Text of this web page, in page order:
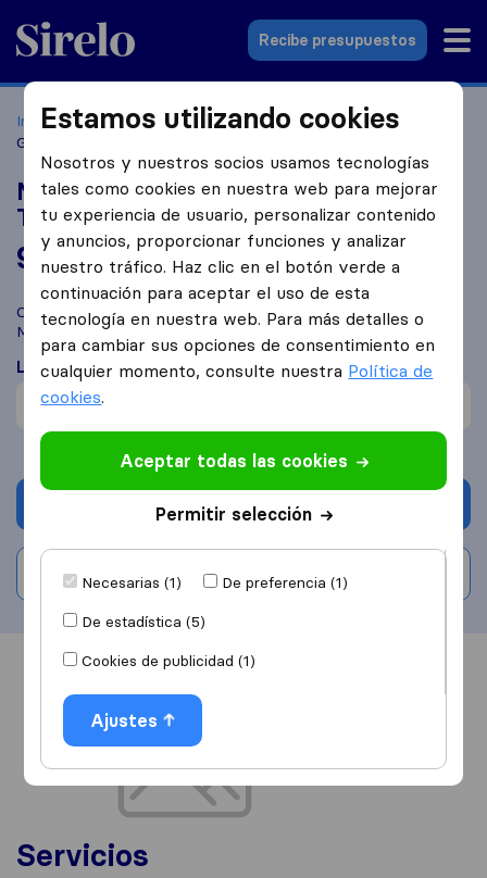
Sirelo.es
Recibe presupuestos
Inicio Empresas de mudanzas Girona
METRECUBIC
Girona | Alquiler de Trasteros y Mudanzas
METRECUBIC Girona | Alquiler de
Trasteros y Mudanzas
9,6 basado en864
reseñas de Sirelo y Google
i
Compara METRECUBIC Girona | Alquiler de Trasteros y
Mudanzas con otrasempresas de mudanzas deGirona
Lo que dicen los clientes
Cuidadosos con mobiliario (1)
Solicita Presupuestos
Escribe una valoración
Servicios
Estamos utilizando cookies
Nosotros y nuestros socios usamos tecnologías
tales como cookies en nuestra web para mejorar
tu experiencia de usuario, personalizar contenido
y anuncios, proporcionar funciones y analizar
nuestro tráfico. Haz clic en el botón verde a
continuación para aceptar el uso de esta
tecnología en nuestra web. Para más detalles o
para cambiar sus opciones de consentimiento en
cualquier momento, consulte nuestra Política de
cookies.
Aceptar todas las cookies
Permitir selección
Necesarias (1)
De preferencia (1)
De estadística (5)
Cookies de publicidad (1)
Ajustes